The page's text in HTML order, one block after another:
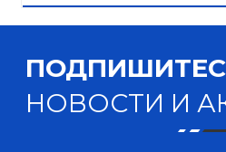
НОВОСТИ И